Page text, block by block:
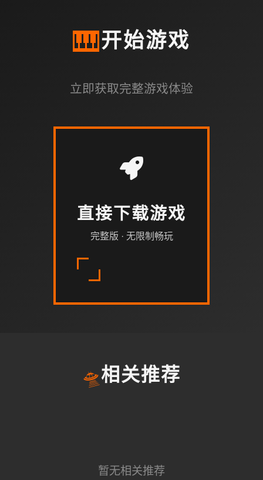
🎹开始游戏
立即获取完整游戏体验
直接下载游戏
完整版 · 无限制畅玩
🛸相关推荐
暂无相关推荐